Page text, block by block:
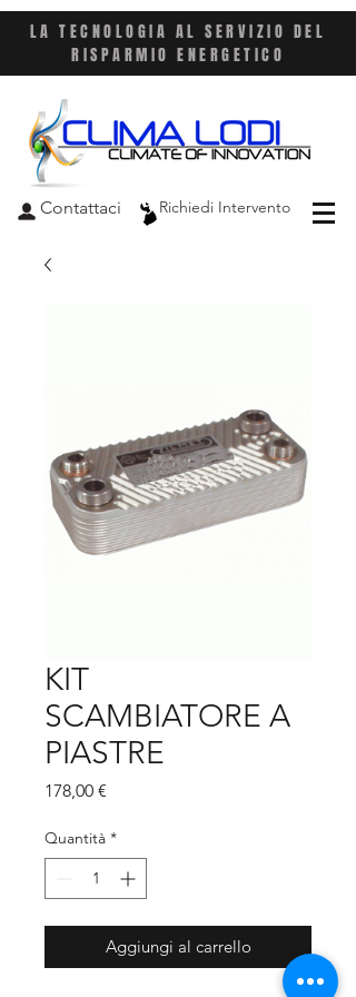
LA TECNOLOGIA AL SERVIZIO DEL
RISPARMIO ENERGETICO
Richiedi Intervento
Contattaci
KIT
SCAMBIATORE A
PIASTRE
178,00 €
Quantità *
Aggiungi al carrello